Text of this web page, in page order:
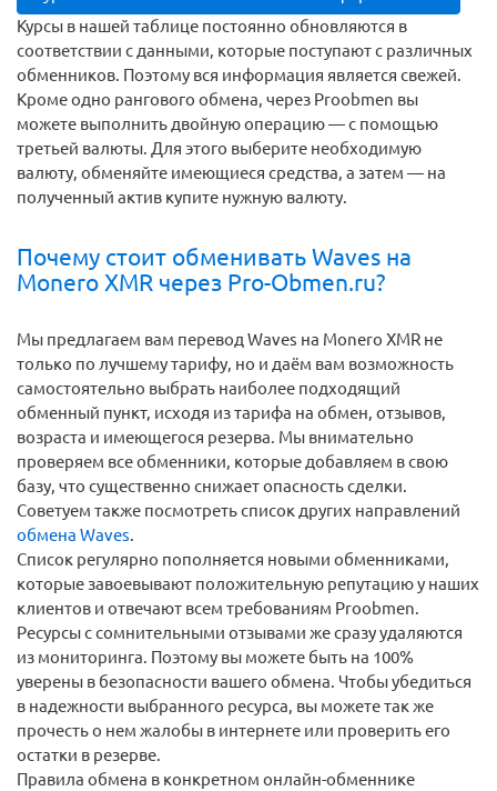
Курсы в нашей таблице постоянно обновляются в
соответствии с данными, которые поступают с различных
обменников. Поэтому вся информация является свежей.
Кроме одно рангового обмена, через Proobmen вы
можете выполнить двойную операцию — с помощью
третьей валюты. Для этого выберите необходимую
валюту, обменяйте имеющиеся средства, а затем — на
полученный актив купите нужную валюту.
Почему стоит обменивать Waves на
Monero XMR через Pro-Obmen.ru?
Мы предлагаем вам перевод Waves на Monero XMR не
только по лучшему тарифу, но и даём вам возможность
самостоятельно выбрать наиболее подходящий
обменный пункт, исходя из тарифа на обмен, отзывов,
возраста и имеющегося резерва. Мы внимательно
проверяем все обменники, которые добавляем в свою
базу, что существенно снижает опасность сделки.
Советуем также посмотреть список других направлений
обмена Waves.
Список регулярно пополняется новыми обменниками,
которые завоевывают положительную репутацию у наших
клиентов и отвечают всем требованиям Proobmen.
Ресурсы с сомнительными отзывами же сразу удаляются
из мониторинга. Поэтому вы можете быть на 100%
уверены в безопасности вашего обмена. Чтобы убедиться
в надежности выбранного ресурса, вы можете так же
прочесть о нем жалобы в интернете или проверить его
остатки в резерве.
Правила обмена в конкретном онлайн-обменнике